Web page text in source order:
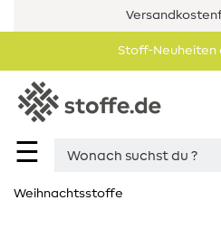
Stoff-Neuheiten
☰
Weihnachtsstoffe